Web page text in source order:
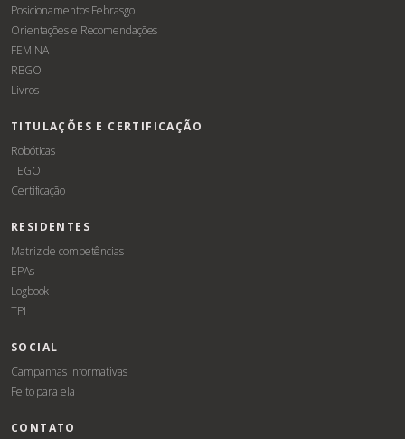
Posicionamentos Febrasgo
Orientações e Recomendações
FEMINA
RBGO
Livros
TITULAÇÕES E CERTIFICAÇÃO
Robóticas
TEGO
Certificação
RESIDENTES
Matriz de competências
EPAs
Logbook
TPI
SOCIAL
Campanhas informativas
Feito para ela
CONTATO